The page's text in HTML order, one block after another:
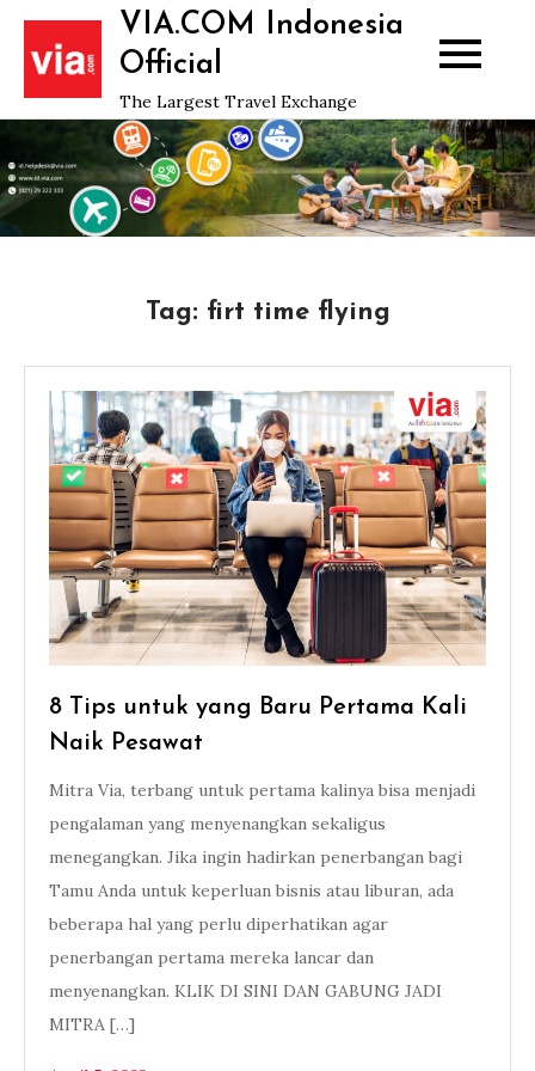
Skip
content
VIA.COM Indonesia
Official
The Largest Travel Exchange
Tag: firt time flying
8 Tips untuk yang Baru Pertama Kali
Naik Pesawat
Mitra Via, terbang untuk pertama kalinya bisa menjadi
pengalaman yang menyenangkan sekaligus
menegangkan. Jika ingin hadirkan penerbangan bagi
Tamu Anda untuk keperluan bisnis atau liburan, ada
beberapa hal yang perlu diperhatikan agar
penerbangan pertama mereka lancar dan
menyenangkan. KLIK DI SINI DAN GABUNG JADI
MITRA […]